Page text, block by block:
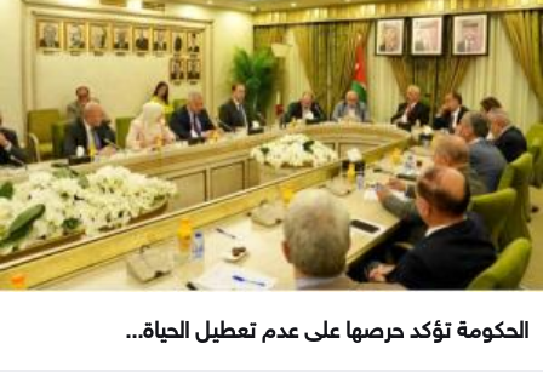
الحكومة تؤكد حرصها على عدم تعطيل الحياة...